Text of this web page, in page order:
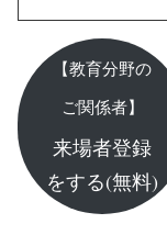
【教育分野の
ご関係者】
来場者登録
をする(無料)